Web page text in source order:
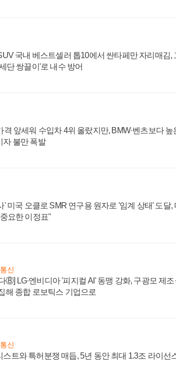
국내 베스트셀러 톱10에서 싼타페만 자리매김,
단 쌍끌이'로 내수 방어
격 앞세워 수입차 4위 올랐지만, BMW·벤츠보다 높
자 불만 폭발
' 미국 오클로 SMR 연구용 원자로 '임계 상태' 도달,
요한 이정표"
신
⑧] LG·엔비디아 '피지컬 AI' 동맹 강화, 구광모 제조·
해 종합 로보틱스 기업으로
신
스트와 특허분쟁 매듭, 5년 동안 최대 1.3조 라이선